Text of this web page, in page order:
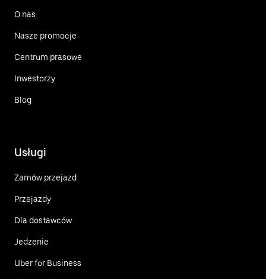
O nas
Nasze promocje
Centrum prasowe
Inwestorzy
Blog
Usługi
Zamów przejazd
Przejazdy
Dla dostawców
Jedzenie
Uber for Business